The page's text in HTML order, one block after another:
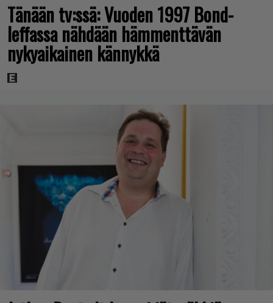
Tänään tv:ssä: Vuoden 1997 Bond-
leffassa nähdään hämmenttävän
nykyaikainen kännykkä